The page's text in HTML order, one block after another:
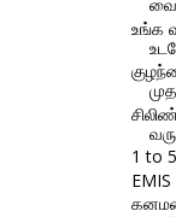
உங்க
1 to